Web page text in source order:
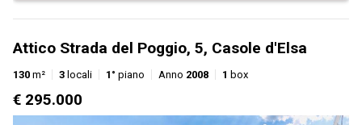
Attico Strada del Poggio, 5, Casole d'Elsa
130 m² 3 locali 1° piano Anno 2008 1 box
€ 295.000